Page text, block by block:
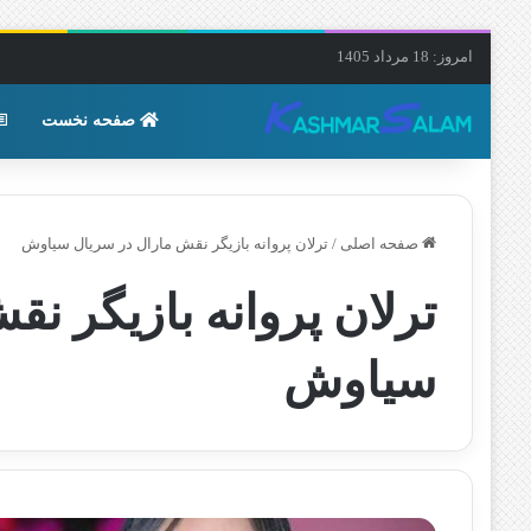
امروز: 18 مرداد 1405
صفحه نخست
صفحه اصلی / ترلان پروانه بازیگر نقش مارال در سریال سیاوش
ترلان پروانه بازیگر
سیاوش